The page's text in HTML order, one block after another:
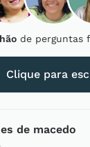
de perguntas
Clique para
de macedo